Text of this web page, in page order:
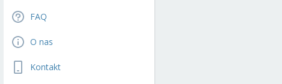
FAQ
O nas
Kontakt